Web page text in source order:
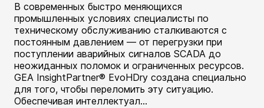
В современных быстро меняющихся
промышленных условиях специалисты по
техническому обслуживанию сталкиваются с
постоянным давлением — от перегрузки при
поступлении аварийных сигналов SCADA до
неожиданных поломок и ограниченных ресурсов.
GEA InsightPartner® EvoHDry создана специально
для того, чтобы переломить эту ситуацию.
Обеспечивая интеллектуал...